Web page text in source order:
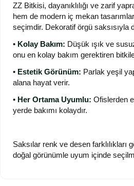
ZZ Bitkisi, dayanıklılığı ve zarif
hem de modern iç mekan
seçimdir. Dekoratif örgü saksısıyla
• Kolay Bakım: Düşük ışık ve
onu en kolay bakım gerektiren
• Estetik Görünüm: Parlak yeşil
alana hayat verir.
• Her Ortama Uyumlu: Ofislerden
yerde bakımı kolaydır.
Saksılar renk ve desen farklılıkları
doğal görünümle uyum içinde